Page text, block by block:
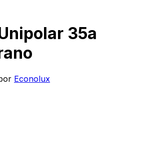
35a
Econolux